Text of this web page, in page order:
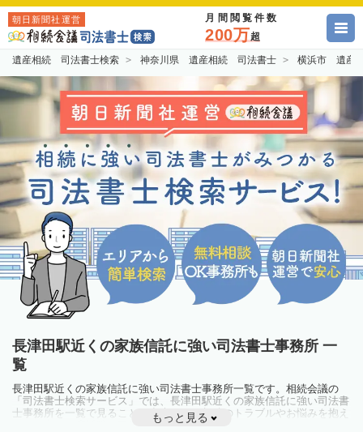
朝日新聞社運営 月間閲覧件数
200万超
遺産相続 司法書士検索 神奈川県 遺産相続 司法書士 横浜市 遺産
長津田駅近くの家族信託に強い司法書士事務所 一
覧
長津田駅近くの家族信託に強い司法書士事務所一覧です。相続会議の
「司法書士検索サービス」では、長津田駅近くの家族信託に強い司法書
士事務所を一覧で見ることが出来ます。相続のトラブルやお悩みを抱え
ている方は一度近隣の司法書士に相談してみましょう。
もっと見る